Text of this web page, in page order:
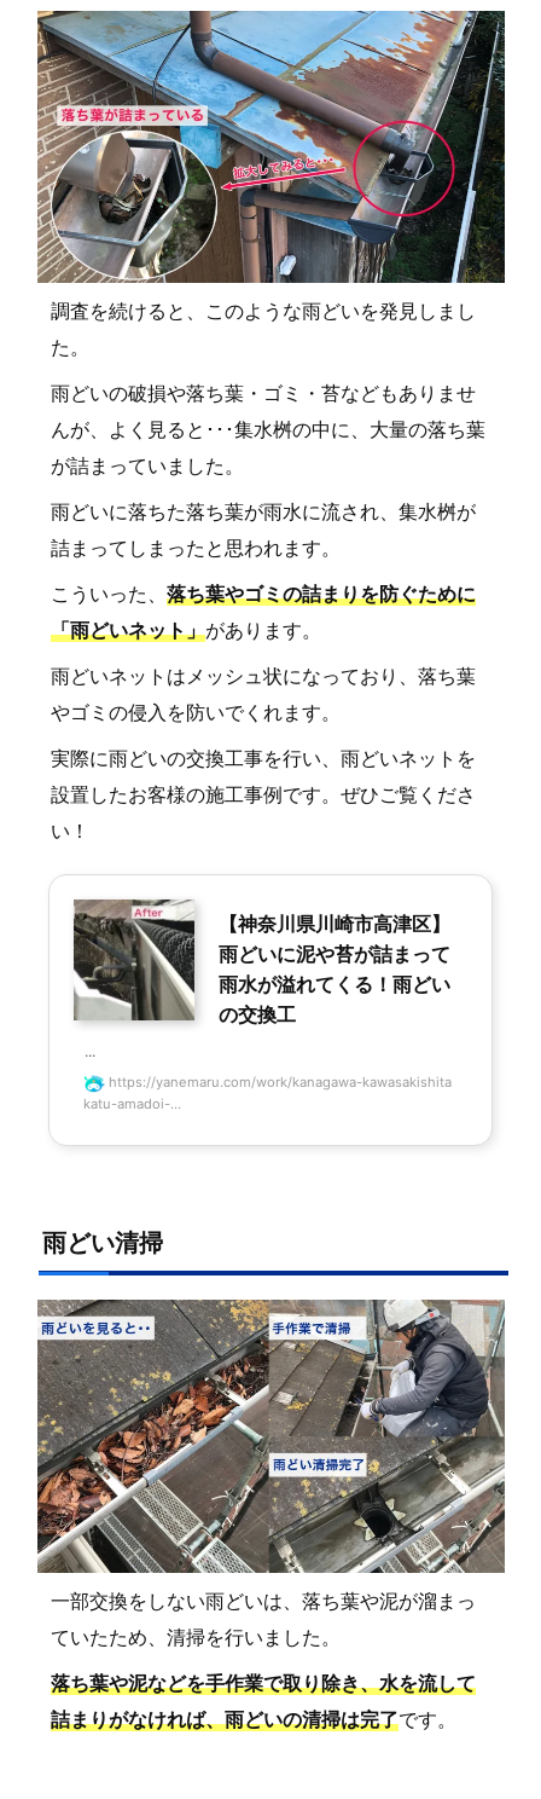
調査を続けると、このような雨どいを発見しまし
た。
雨どいの破損や落ち葉・ゴミ・苔などもありませ
んが、よく見ると･･･集水桝の中に、大量の落ち葉
が詰まっていました。
雨どいに落ちた落ち葉が雨水に流され、集水桝が
詰まってしまったと思われます。
こういった、 落ち葉やゴミの詰まりを防ぐために
「雨どいネット」があります。
雨どいネットはメッシュ状になっており、落ち葉
やゴミの侵入を防いでくれます。
実際に雨どいの交換工事を行い、雨どいネットを
設置したお客様の施工事例です。ぜひご覧くださ
い！
【神奈川県川崎市高津区】
雨どいに泥や苔が詰まって
雨水が溢れてくる！雨どい
の交換工
...
https://yanemaru.com/work/kanagawa-kawasakishita
katu-amadoi-...
雨どい清掃
一部交換をしない雨どいは、落ち葉や泥が溜まっ
ていたため、清掃を行いました。
落ち葉や泥などを手作業で取り除き、水を流して
詰まりがなければ、雨どいの清掃は完了です。